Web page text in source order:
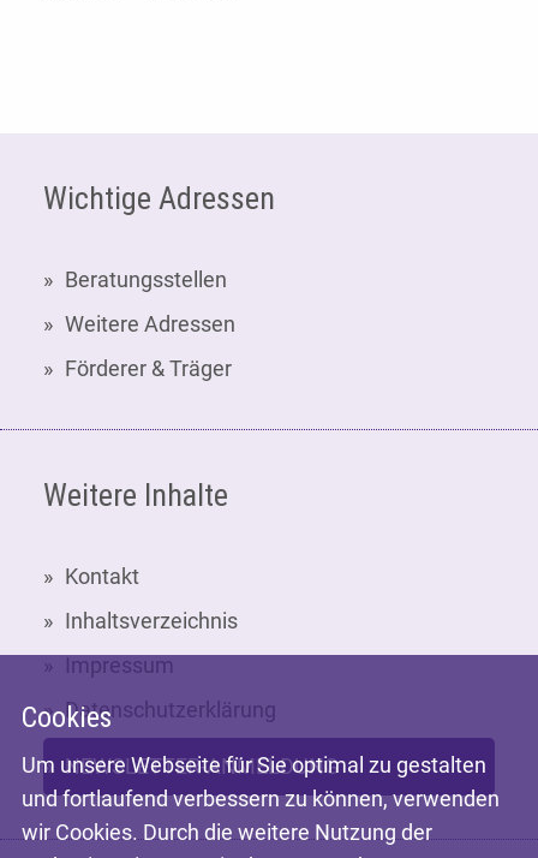
Wichtige Adressen
Beratungsstellen
Weitere Adressen
Förderer & Träger
Weitere Inhalte
Kontakt
Inhaltsverzeichnis
Impressum
Datenschutzerklärung
NEWSLETTER-ANMELDUNG
Cookies
Um unsere Webseite für Sie optimal zu gestalten
und fortlaufend verbessern zu können, verwenden
wir Cookies. Durch die weitere Nutzung der